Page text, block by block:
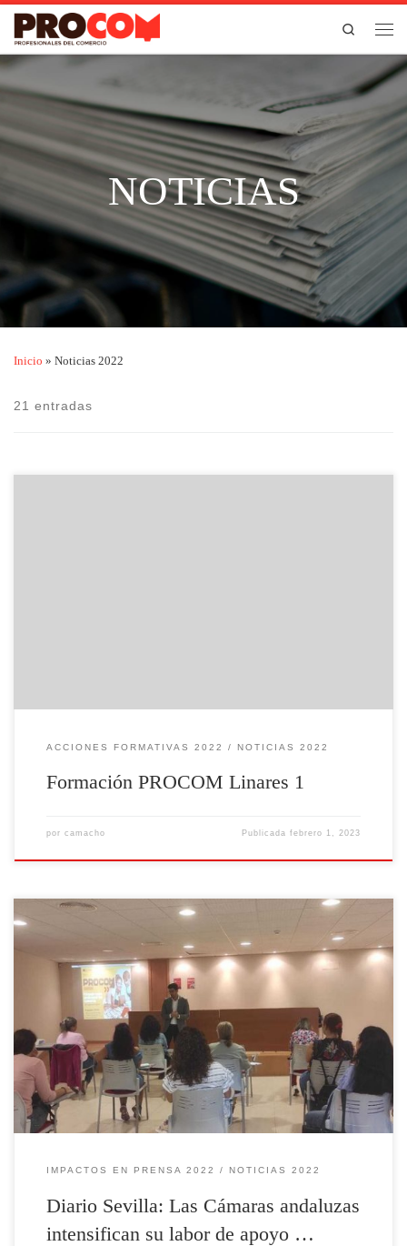
Saltar al contenido
Search
NOTICIAS
Inicio » Noticias 2022
21 entradas
ACCIONES FORMATIVAS 2022 NOTICIAS 2022
Formación PROCOM Linares 1
por camacho Publicadafebrero 1, 2023
IMPACTOS EN PRENSA 2022 NOTICIAS 2022
Diario Sevilla: Las Cámaras andaluzas
intensifican su labor de apoyo …